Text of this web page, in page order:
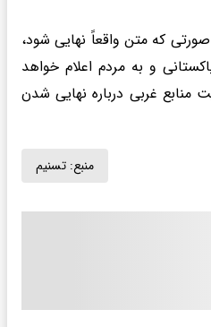
که متن واقعاً نهایی شود،
و به مردم اعلام خواهد
منابع غربی درباره نهایی شدن
منبع: تسنیم